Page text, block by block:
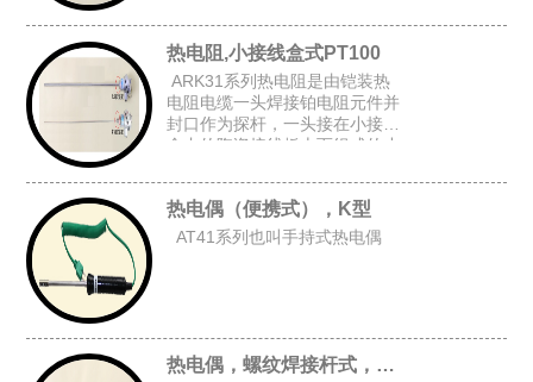
上活动螺纹而组成的活动螺纹杆
式铠装热电阻。
热电阻,小接线盒式PT100
ARK31系列热电阻是由铠装热
电阻电缆一头焊接铂电阻元件并
封口作为探杆，一头接在小接线
盒内的陶瓷接线板上而组成的小
热电偶（便携式），K型
AT41系列也叫手持式热电偶
热电偶，螺纹焊接杆式，K型